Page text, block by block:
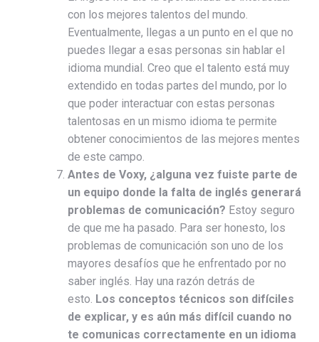
con los mejores talentos del mundo.
Eventualmente, llegas a un punto en el que no
puedes llegar a esas personas sin hablar el
idioma mundial. Creo que el talento está muy
extendido en todas partes del mundo, por lo
que poder interactuar con estas personas
talentosas en un mismo idioma te permite
obtener conocimientos de las mejores mentes
de este campo.
Antes de Voxy, ¿alguna vez fuiste parte de
un equipo donde la falta de inglés generará
problemas de comunicación? Estoy seguro
de que me ha pasado. Para ser honesto, los
problemas de comunicación son uno de los
mayores desafíos que he enfrentado por no
saber inglés. Hay una razón detrás de
esto. Los conceptos técnicos son difíciles
de explicar, y es aún más difícil cuando no
te comunicas correctamente en un idioma